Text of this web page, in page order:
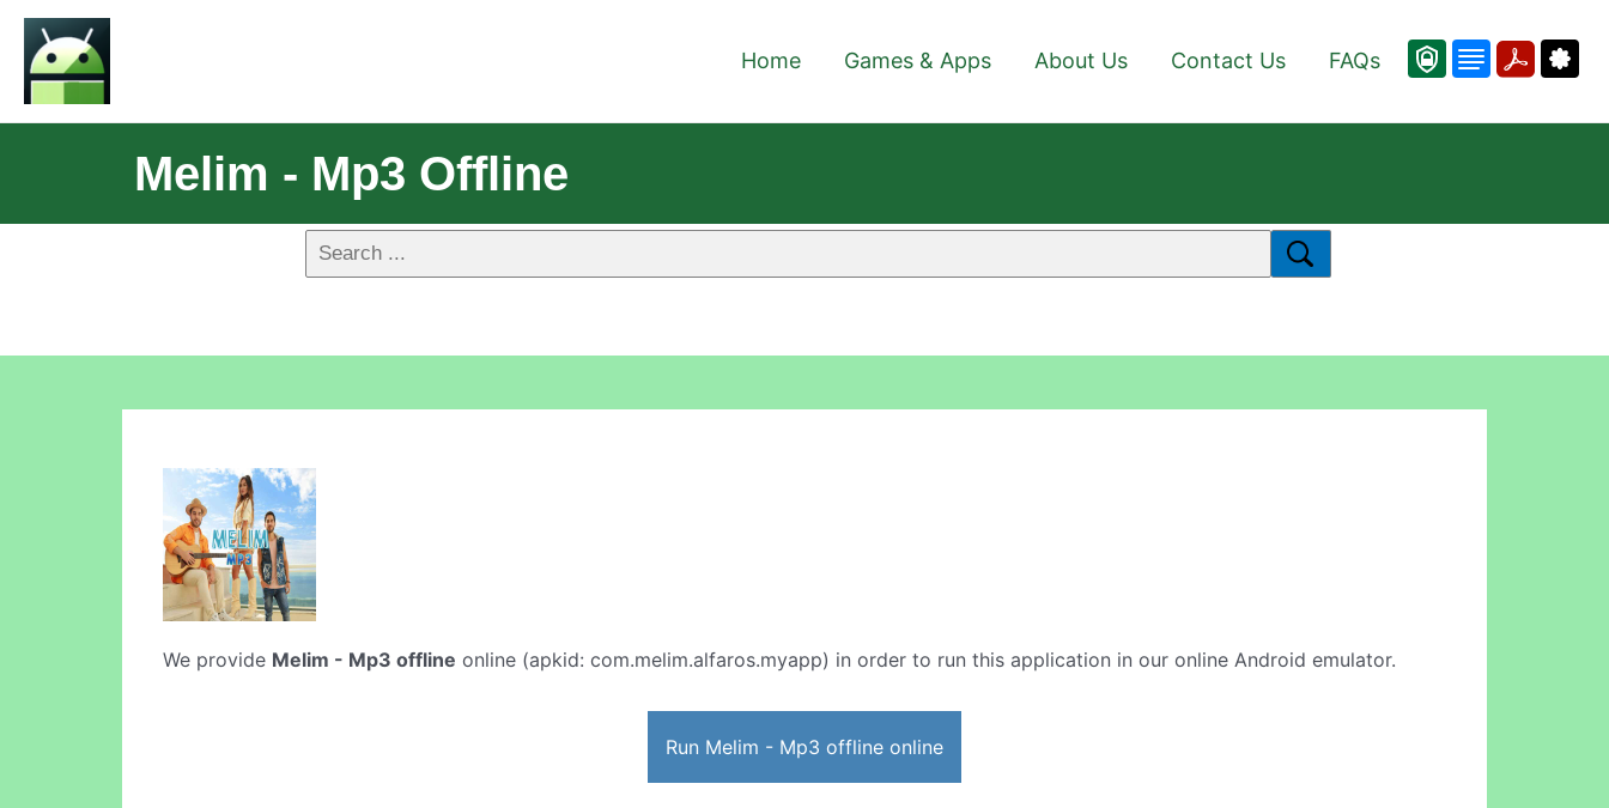
Home Games & Apps About Us Contact Us FAQs
Melim - Mp3 Offline
We provide Melim - Mp3 offline online (apkid: com.melim.alfaros.myapp) in order to run this application in our online Android emulator.
Run Melim - Mp3 offline online